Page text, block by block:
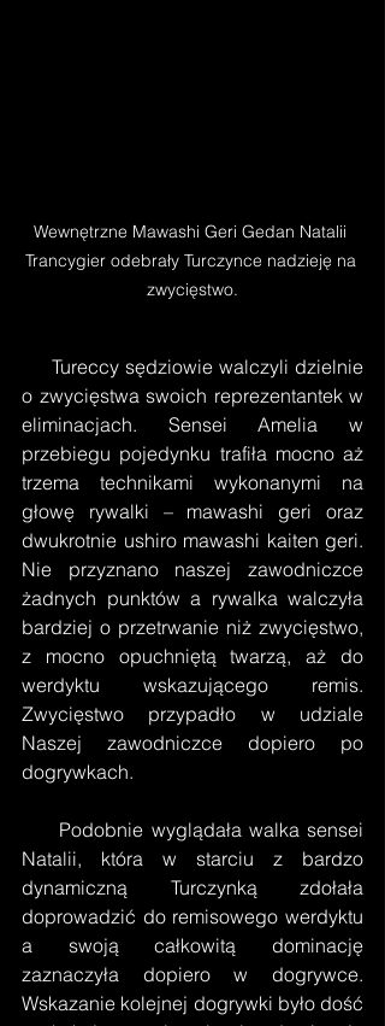
Wewnętrzne Mawashi Geri Gedan Natalii
Trancygier odebrały Turczynce nadzieję na
zwycięstwo.
o zwycięstwa swoich reprezentantek w
eliminacjach. Sensei Amelia w
przebiegu pojedynku trafiła mocno aż
trzema technikami wykonanymi na
głowę rywalki – mawashi geri oraz
dwukrotnie ushiro mawashi kaiten geri.
Nie przyznano naszej zawodniczce
żadnych punktów a rywalka walczyła
bardziej o przetrwanie niż zwycięstwo,
z mocno opuchniętą twarzą, aż do
werdyktu wskazującego remis.
Zwycięstwo przypadło w udziale
Naszej zawodniczce dopiero po
dogrywkach.
Natalii, która w starciu z bardzo
dynamiczną Turczynką zdołała
doprowadzić do remisowego werdyktu
a swoją całkowitą dominację
zaznaczyła dopiero w dogrywce.
Wskazanie kolejnej dogrywki było dość